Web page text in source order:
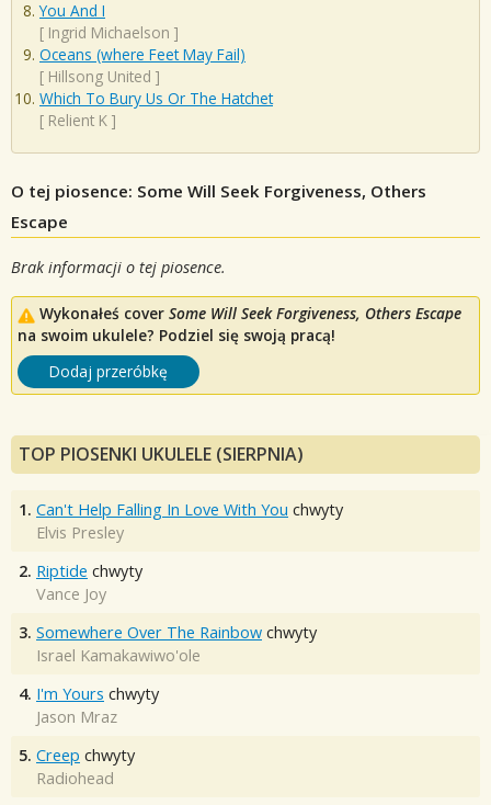
You And I
[ Ingrid Michaelson ]
Oceans (where Feet May Fail)
[ Hillsong United ]
Which To Bury Us Or The Hatchet
[ Relient K ]
O tej piosence: Some Will Seek Forgiveness, Others
Escape
Brak informacji o tej piosence.
Wykonałeś cover Some Will Seek Forgiveness, Others Escape
na swoim ukulele? Podziel się swoją pracą!
Dodaj przeróbkę
TOP PIOSENKI UKULELE (SIERPNIA)
1. Can't Help Falling In Love With You chwyty
Elvis Presley
2. Riptide chwyty
Vance Joy
3. Somewhere Over The Rainbow chwyty
Israel Kamakawiwo'ole
4. I'm Yours chwyty
Jason Mraz
5. Creep chwyty
Radiohead